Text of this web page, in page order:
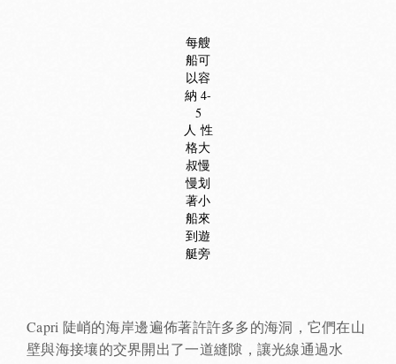
每艘
船可
以容
納 4-
5
人 性
格大
叔慢
慢划
著小
船來
到遊
艇旁
Capri 陡峭的海岸邊遍佈著許許多多的海洞，它們在山
壁與海接壤的交界開出了一道縫隙，讓光線通過水